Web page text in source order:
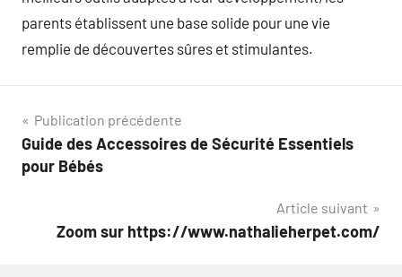
parents établissent une base solide pour une vie
remplie de découvertes sûres et stimulantes.
Navigation
de
Publication précédente
Guide des Accessoires de Sécurité Essentiels
pour Bébés
Article suivant
Zoom sur https://www.nathalieherpet.com/